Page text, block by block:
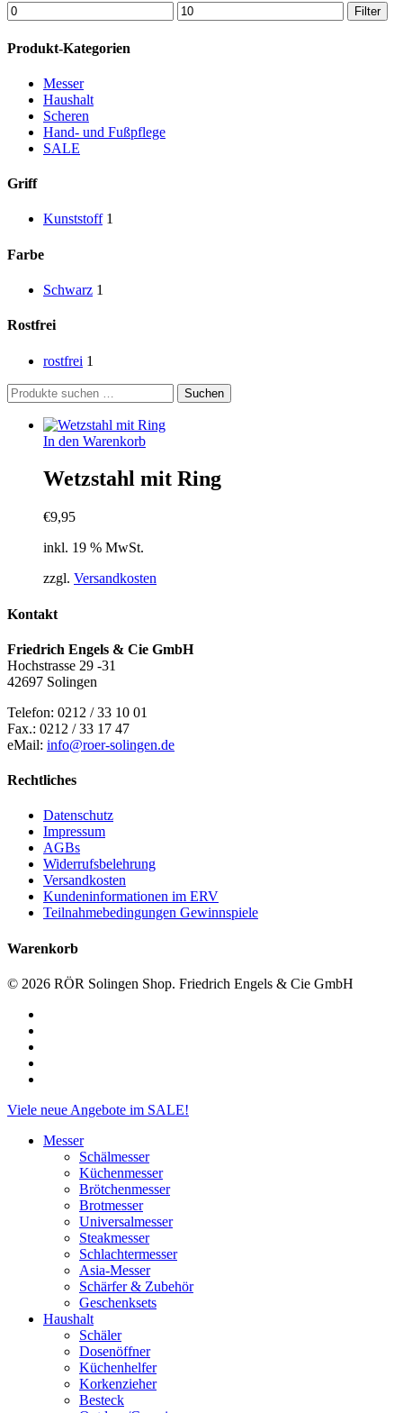
Min.
Preis
Max.
Preis
Filter
Produkt-Kategorien
Messer
Haushalt
Scheren
Hand- und Fußpflege
SALE
Griff
Kunststoff 1
Farbe
Schwarz 1
Rostfrei
rostfrei 1
Suchen
nach:
Suchen
In den Warenkorb
Wetzstahl mit Ring
€9,95
inkl. 19 % MwSt.
zzgl. Versandkosten
Kontakt
Friedrich Engels & Cie GmbH
Hochstrasse 29 -31
42697 Solingen
Telefon: 0212 / 33 10 01
Fax.: 0212 / 33 17 47
eMail: info@roer-solingen.de
Rechtliches
Datenschutz
Impressum
AGBs
Widerrufsbelehrung
Versandkosten
Kundeninformationen im ERV
Teilnahmebedingungen Gewinnspiele
Warenkorb
© 2026 RÖR Solingen Shop. Friedrich Engels & Cie GmbH
Close
Viele neue Angebote im SALE!
Messer
Schälmesser
Küchenmesser
Brötchenmesser
Brotmesser
Universalmesser
Steakmesser
Schlachtermesser
Asia-Messer
Schärfer & Zubehör
Geschenksets
Haushalt
Schäler
Dosenöffner
Küchenhelfer
Korkenzieher
Besteck